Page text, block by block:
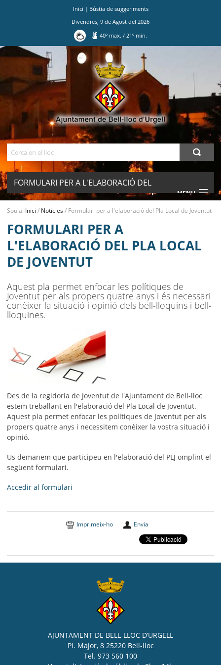
Inici | Bústia de suggeriments
Divendres 9 de Agost del 2026
40º max./ 21º min.
FORMULARI PER A L'ELABORACIÓ DEL
PLA LOCAL DE JOVENTUT
MENU
AJUNTAMENT
MUNICIPI
SEU ELECTRÒNICA
BELL-LLOC SOLUCIONA
Sou a: Inici / Noticies/ Formulari per a l'elaboració del Pla Local de Joventut
FORMULARI PER A
L'ELABORACIÓ DEL PLA LOCAL
DE JOVENTUT
Aquest pla permet enfocar les polítiques de
Joventut per als propers quatre anys i és necessari
conèixer la situació i opinió dels bell-lloquins i bell-
lloquines.
Des de la regidoria de Joventut de l'Ajuntament de Bell-lloc
estem treballant en l'elaboració del Pla Local de Joventut.
Aquest pla permet enfocar les polítiques de Joventut per als
propers quatre anys i necessitem conèixer la vostra situació i
opinió.
Us demanem que participeu en l'elaboració del PLJ omplint el
següent formulari.
Accedir al formulari
Imprimeix-ho Envia
AJUNTAMENT DE BELL-LLOC D’URGELL
Pl. Major, 8 25220 Bell-lloc
Tel. 973 560 100